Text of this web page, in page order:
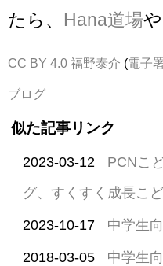
たら、 Hana道場や
CC BY 4.0 福野泰介 (電子
ブログ
似た記事リンク
2023-03-12
PCNこ
グ、すくすく成長こ
2023-10-17 中学生
2018-03-05
中学生